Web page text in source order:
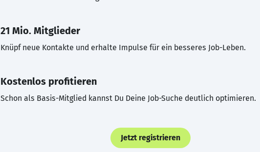
21 Mio. Mitglieder
Knüpf neue Kontakte und erhalte Impulse für ein besseres Job-Leben.
Kostenlos profitieren
Schon als Basis-Mitglied kannst Du Deine Job-Suche deutlich optimieren.
Jetzt registrieren